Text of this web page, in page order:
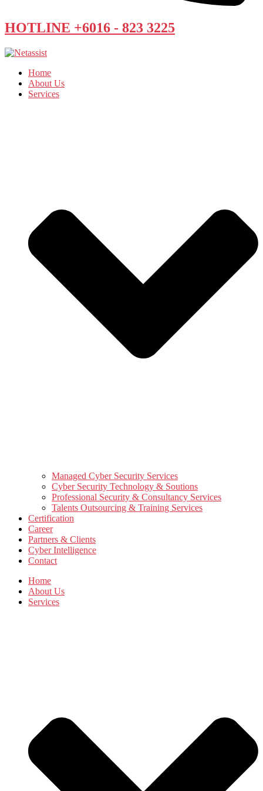
HOTLINE +6016 - 823 3225
Home
About Us
Services
Managed Cyber Security Services
Cyber Security Technology & Soutions
Professional Security & Consultancy Services
Talents Outsourcing & Training Services
Certification
Career
Partners & Clients
Cyber Intelligence
Contact
Home
About Us
Services